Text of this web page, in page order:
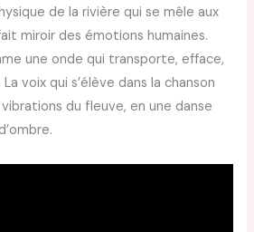
de la rivière qui se mêle aux
miroir des émotions humaines.
une onde qui transporte, efface,
voix qui s’élève dans la chanson
du fleuve, en une danse